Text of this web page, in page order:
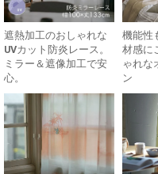
遮熱加工のおしゃれな
UVカット防炎レース。
ミラー＆遮像加工で安
心。
機能性
材感に
ゃれな
ン